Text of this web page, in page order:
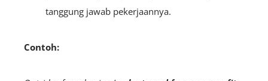
tanggung jawab pekerjaannya.
Contoh: